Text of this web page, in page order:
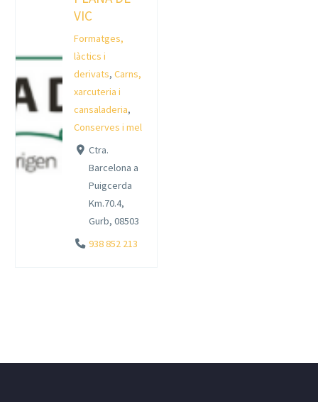
VIC
Formatges,
làctics i
derivats,Carns,
xarcuteria i
cansaladeria,
Conserves i mel
Ctra.
Barcelona a
Puigcerda
Km.70.4,
Gurb, 08503
938 852 213